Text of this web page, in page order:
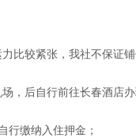
比较紧张，我社不保证
，后自行前往长春酒店
行缴纳入住押金；